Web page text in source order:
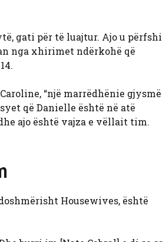
gati për të luajtur. Ajo u përfshi
nga xhirimet ndërkohë që
“një marrëdhënie gjysmë
që Danielle është në atë
ajo është vajza e vëllait tim.
Housewives, është